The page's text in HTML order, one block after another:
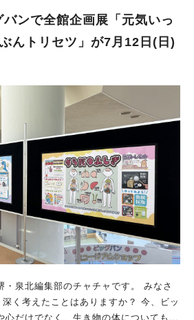
歳以上の方と介助（必要な場合）の方は
者手帳等提示必要） ※20人以上の団体
各種提携割引制度があります。詳しく
ュシャの作品は、遠くから眺めるだけで
たくなる魅力があります。 本展で
注目。 ミュシャが、家庭の
間へと変えたのかを紹介しています。
イベントも 全5章の構成で、テーマご
しています。 ポスター、装飾
ジュエリー、お菓子のパッケージな
作品が揃います。 章ごとに異な
作品の広がりを感じられるでしょう。
ャ」というハッシュタグとともにSNS
ーも！ 身近な場所で、現代
れよう 堺市内で、気軽にミュシャの作
ですよね！ あまり美術館に行
てはいかがでしょうか？ 来館され
バンで全館企画展「元気いっ
んトリセツ」が7月12日(日)
北編集部のチャチャです。 みなさ
考えたことはありますか？ 今、ビッ
心だけでなく、生き物の体についても学